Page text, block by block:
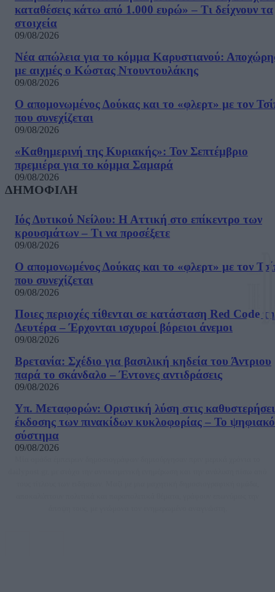
καταθέσεις κάτω από 1.000 ευρώ» – Τι δείχνουν τα
στοιχεία
09/08/2026
Νέα απώλεια για το κόμμα Καρυστιανού:
με αιχμές ο Κώστας Ντουντουλάκης
09/08/2026
Ο απομονωμένος Δούκας και το «φλερτ» με τον
που συνεχίζεται
09/08/2026
«Καθημερινή της Κυριακής»: Τον Σεπτέμβριο
πρεμιέρα για το κόμμα Σαμαρά
09/08/2026
ΔΗΜΟΦΙΛΗ
Ιός Δυτικού Νείλου: Η Αττική στο επίκεντρο των
κρουσμάτων – Τι να προσέξετε
09/08/2026
Ο απομονωμένος Δούκας και το «φλερτ» με τον
που συνεχίζεται
09/08/2026
Ποιες περιοχές τίθενται σε κατάσταση Red Code τη
Δευτέρα – Έρχονται ισχυροί βόρειοι άνεμοι
09/08/2026
Βρετανία: Σχέδιο για βασιλική κηδεία του Άντριου
παρά το σκάνδαλο – Έντονες αντιδράσεις
09/08/2026
Υπ. Μεταφορών: Οριστική λύση στις
έκδοσης των πινακίδων κυκλοφορίας – Το ψηφιακό
σύστημα
09/08/2026